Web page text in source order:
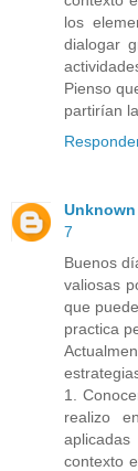
los
dialogar
Pienso
partirían
Unknown
7
Buenos
valiosas
que
practica
1.
realizo
contexto